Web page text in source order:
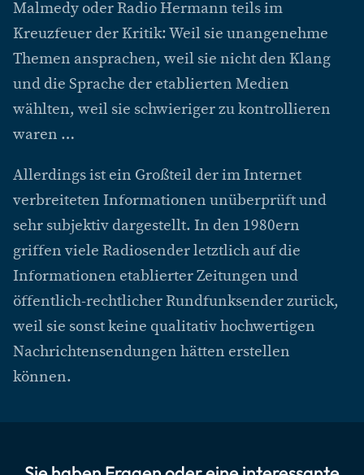
Malmedy oder Radio Hermann teils im
Kreuzfeuer der Kritik: Weil sie unangenehme
Themen ansprachen, weil sie nicht den Klang
und die Sprache der etablierten Medien
wählten, weil sie schwieriger zu kontrollieren
waren …
Allerdings ist ein Großteil der im Internet
verbreiteten Informationen unüberprüft und
sehr subjektiv dargestellt. In den 1980ern
griffen viele Radiosender letztlich auf die
Informationen etablierter Zeitungen und
öffentlich-rechtlicher Rundfunksender zurück,
weil sie sonst keine qualitativ hochwertigen
Nachrichtensendungen hätten erstellen
können.